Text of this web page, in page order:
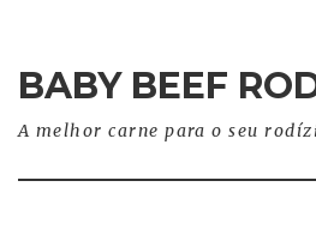
BABY BEEF
A melhor carne para o seu